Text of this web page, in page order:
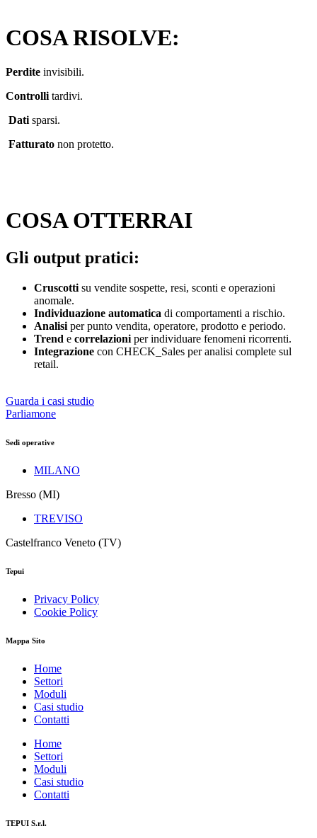
COSA RISOLVE:
Perdite invisibili.
Controlli tardivi.
Dati sparsi.
Fatturato non protetto.
COSA OTTERRAI
Gli output pratici:
Cruscotti su vendite sospette, resi, sconti e operazioni
anomale.
Individuazione automatica di comportamenti a rischio.
Analisi per punto vendita, operatore, prodotto e periodo.
Trend e correlazioni per individuare fenomeni ricorrenti.
Integrazione con CHECK_Sales per analisi complete sul
retail.
Guarda i casi studio
Parliamone
Sedi operative
MILANO
Bresso (MI)
TREVISO
Castelfranco Veneto (TV)
Tepui
Privacy Policy
Cookie Policy
Mappa Sito
Home
Settori
Moduli
Casi studio
Contatti
Home
Settori
Moduli
Casi studio
Contatti
TEPUI S.r.l.